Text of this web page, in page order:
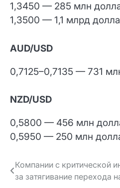
1,3450 — 285 млн
1,3500 — 1,1 млрд
AUD/USD
0,7125–0,7135 — 731
NZD/USD
0,5800 — 456 млн
0,5950 — 250 млн
Навигация
Компании с критической
за затягивание перехода